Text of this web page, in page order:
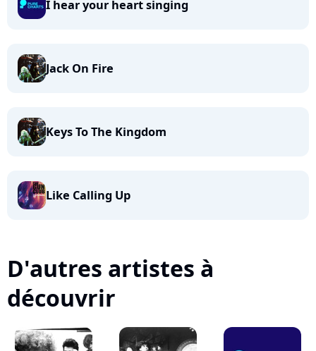
I hear your heart singing
Jack On Fire
Keys To The Kingdom
Like Calling Up
D'autres artistes à
découvrir